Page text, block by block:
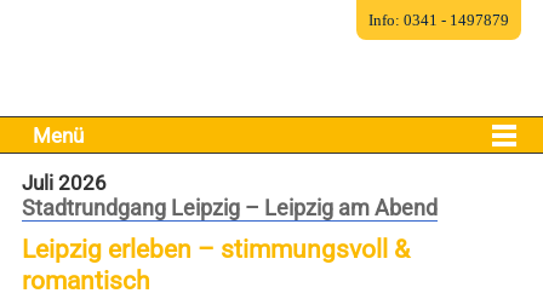
Menü
Juli 2026
Stadtrundgang Leipzig – Leipzig am Abend
Leipzig erleben – stimmungsvoll &
romantisch
Info: 0341 - 1497879